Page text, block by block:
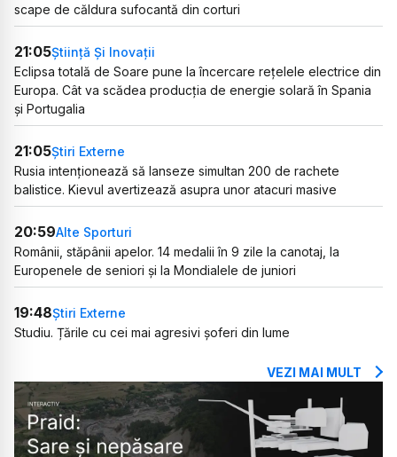
scape de căldura sufocantă din corturi
21:05Știință Și Inovații
Eclipsa totală de Soare pune la încercare rețelele electrice din
Europa. Cât va scădea producția de energie solară în Spania
și Portugalia
21:05Știri Externe
Rusia intenționează să lanseze simultan 200 de rachete
balistice. Kievul avertizează asupra unor atacuri masive
20:59Alte Sporturi
Românii, stăpânii apelor. 14 medalii în 9 zile la canotaj, la
Europenele de seniori și la Mondialele de juniori
19:48Știri Externe
Studiu. Țările cu cei mai agresivi șoferi din lume
VEZI MAI MULT